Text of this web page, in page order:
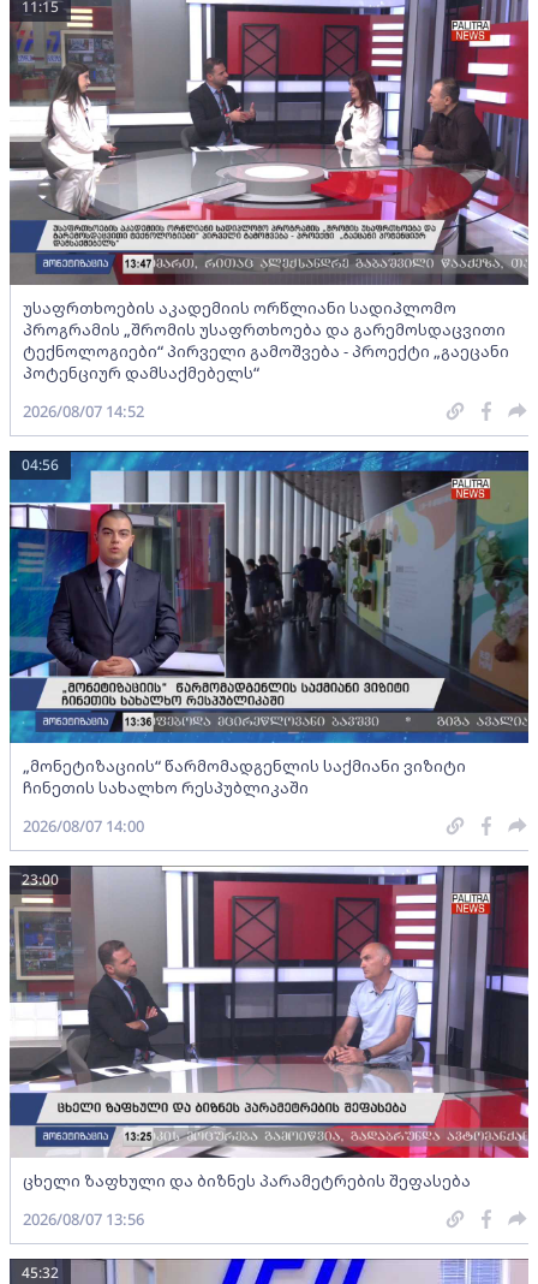
უსაფრთხოების აკადემიის ორწლიანი სადიპლომო
პროგრამის „შრომის უსაფრთხოება და გარემოსდაცვითი
ტექნოლოგიები“ პირველი გამოშვება - პროექტი „გაეცანი
პოტენციურ დამსაქმებელს“
11:15
2026/08/07 14:52
„მონეტიზაციის“ წარმომადგენლის საქმიანი ვიზიტი
ჩინეთის სახალხო რესპუბლიკაში
04:56
2026/08/07 14:00
ცხელი ზაფხული და ბიზნეს პარამეტრების შეფასება
23:00
2026/08/07 13:56
45:32